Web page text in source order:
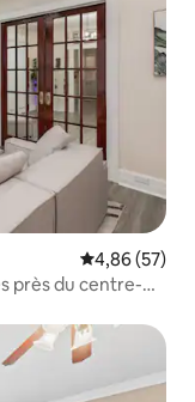
Note
4,86 (57)
près du centre-